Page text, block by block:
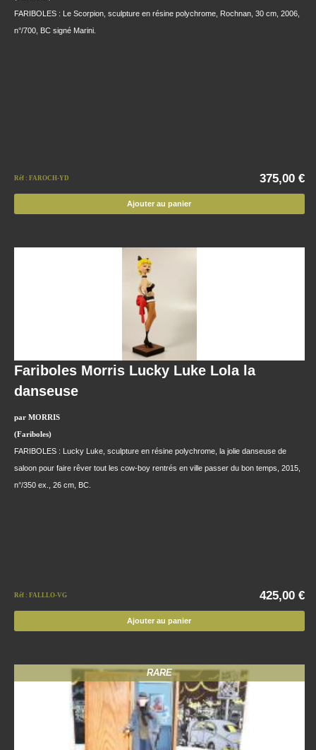
FARIBOLES : Le Scorpion, sculpture en résine polychrome, Rochnan, 30 cm, 2006,
n°/700, BC signé Marini.
Réf : FAROCH-YD 375,00 €
Ajouter au panier
Fariboles Morris Lucky Luke Lola la
danseuse
par MORRIS
(Fariboles)
FARIBOLES : Lucky Luke, sculpture en résine polychrome, la jolie danseuse de
saloon pour faire rêver tout les cow-boy rentrés en ville passer du bon temps, 2015,
n°/350 ex., 26 cm, BC.
Réf : FALLLO-VG 425,00 €
Ajouter au panier
RARE